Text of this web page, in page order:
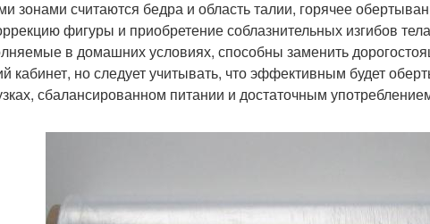
зонами считаются бедра и область талии, горячее
фигуры и приобретение соблазнительных изгибов
в домашних условиях, способны заменить
кабинет, но следует учитывать, что эффективным будет
сбалансированном питании и достаточным